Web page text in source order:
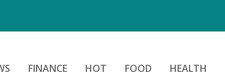
FINANCE HOT FOOD HEALTH